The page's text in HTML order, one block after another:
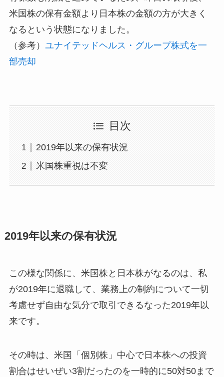
米国株の保有金額より日本株の金額の方が大きく
なるという状態になりました。
（参考） ユナイテッドヘルス・グループ株式を一
部売却
目次
2019年以来の保有状況
米国株重視は不変
2019年以来の保有状況
この様な関係に、米国株と日本株がなるのは、私
が2019年に退職して、業務上の制約について一切
考慮せず自由な気分で取引できるなった2019年以
来です。
その時は、米国「個別株」中心で日本株への投資
割合はせいぜい3割だったのを一時的に50対50まで